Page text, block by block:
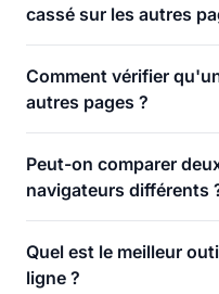
cassé sur les autres
Comment vérifier
autres pages ?
Peut-on comparer
navigateurs différents
Quel est le meilleur
ligne ?